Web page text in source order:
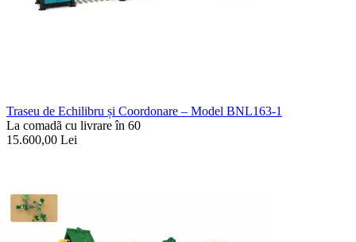
Traseu de Echilibru și Coordonare – Model BNL163-1
La comadã cu livrare în 60
15.600,00 Lei